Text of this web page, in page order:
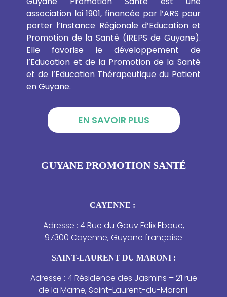
association loi 1901, financée par l’ARS pour
porter l’Instance Régionale d’Education et
Promotion de la Santé (IREPS de Guyane).
Elle favorise le développement de
l’Education et de la Promotion de la Santé
et de l’Education Thérapeutique du Patient
en Guyane.
EN SAVOIR PLUS
GUYANE PROMOTION SANTÉ
CAYENNE :
Adresse : 4 Rue du Gouv Felix Eboue,
97300 Cayenne, Guyane française
SAINT-LAURENT DU MARONI :
Adresse : 4 Résidence des Jasmins – 21 rue
de la Marne, Saint-Laurent-du-Maroni.